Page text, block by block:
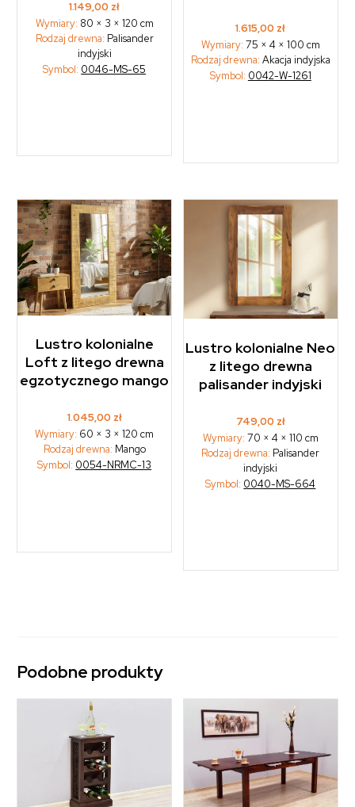
1.149,00 zł
Wymiary: 80 × 3 × 120 cm
Rodzaj drewna: Palisander
indyjski
Symbol: 0046-MS-65
1.615,00 zł
Wymiary: 75 × 4 × 100 cm
Rodzaj drewna: Akacja indyjska
Symbol: 0042-W-1261
Lustro kolonialne
Loft z litego drewna
egzotycznego mango
1.045,00 zł
Wymiary: 60 × 3 × 120 cm
Rodzaj drewna: Mango
Symbol: 0054-NRMC-13
Lustro kolonialne Neo
z litego drewna
palisander indyjski
749,00 zł
Wymiary: 70 × 4 × 110 cm
Rodzaj drewna: Palisander
indyjski
Symbol: 0040-MS-664
Podobne produkty